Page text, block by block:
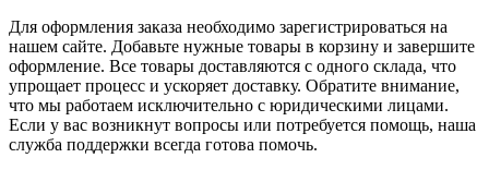
Для оформления заказа необходимо зарегистрироваться на
нашем сайте. Добавьте нужные товары в корзину и завершите
оформление. Все товары доставляются с одного склада, что
упрощает процесс и ускоряет доставку. Обратите внимание,
что мы работаем исключительно с юридическими лицами.
Если у вас возникнут вопросы или потребуется помощь, наша
служба поддержки всегда готова помочь.